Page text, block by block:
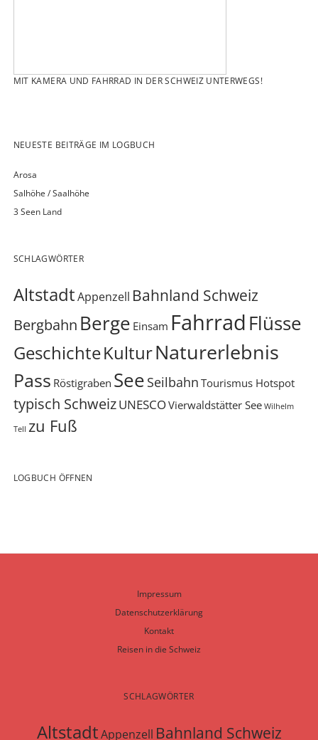
MIT KAMERA UND FAHRRAD IN DER SCHWEIZ UNTERWEGS!
NEUESTE BEITRÄGE IM LOGBUCH
Arosa
Salhöhe / Saalhöhe
3 Seen Land
SCHLAGWÖRTER
AltstadtAppenzell Bahnland Schweiz
Bergbahn Berge Einsam FahrradFlüsse
GeschichteKulturNaturerlebnis
Pass Röstigraben See Seilbahn Tourismus Hotspot
typisch SchweizUNESCOVierwaldstätter See Wilhelm
Tell zu Fuß
LOGBUCH ÖFFNEN
Impressum
Datenschutzerklärung
Kontakt
Reisen in die Schweiz
SCHLAGWÖRTER
AltstadtAppenzell Bahnland Schweiz